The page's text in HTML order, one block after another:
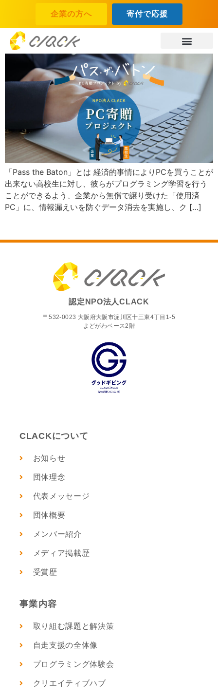
企業の方へ 寄付で応援
「Pass the Baton」とは 経済的事情によりPCを買うことが
出来ない高校生に対し、彼らがプログラミング学習を行う
ことができるよう、企業から無償で譲り受けた「使用済
PC」に、情報漏えいを防ぐデータ消去を実施し、ク […]
認定NPO法人CLACK
〒532-0023 大阪府大阪市淀川区十三東4丁目1-5
よどがわベース2階
CLACKについて
お知らせ
団体理念
代表メッセージ
団体概要
メンバー紹介
メディア掲載歴
受賞歴
事業内容
取り組む課題と解決策
自走支援の全体像
プログラミング体験会
クリエイティブハブ